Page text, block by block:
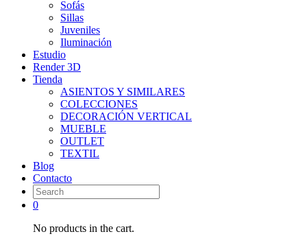
Sofás
Sillas
Juveniles
Iluminación
Estudio
Render 3D
Tienda
ASIENTOS Y SIMILARES
COLECCIONES
DECORACIÓN VERTICAL
MUEBLE
OUTLET
TEXTIL
Blog
Contacto
0
No products in the cart.